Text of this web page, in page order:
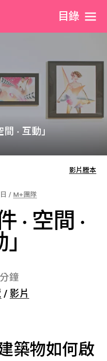
目​錄
· 互動」
影片謄本
/ M+團隊
· 空間 ·
鐘
/ 影片
築物如何啟